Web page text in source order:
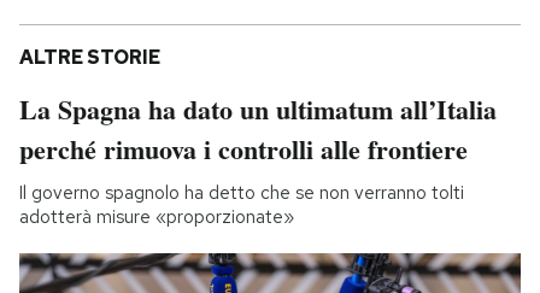
ALTRE STORIE
La Spagna ha dato un ultimatum all’Italia
perché rimuova i controlli alle frontiere
Il governo spagnolo ha detto che se non verranno tolti
adotterà misure «proporzionate»